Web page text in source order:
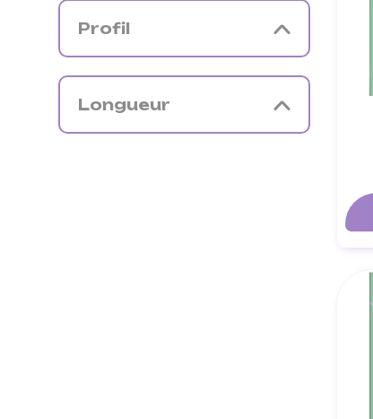
Profil
Longueur